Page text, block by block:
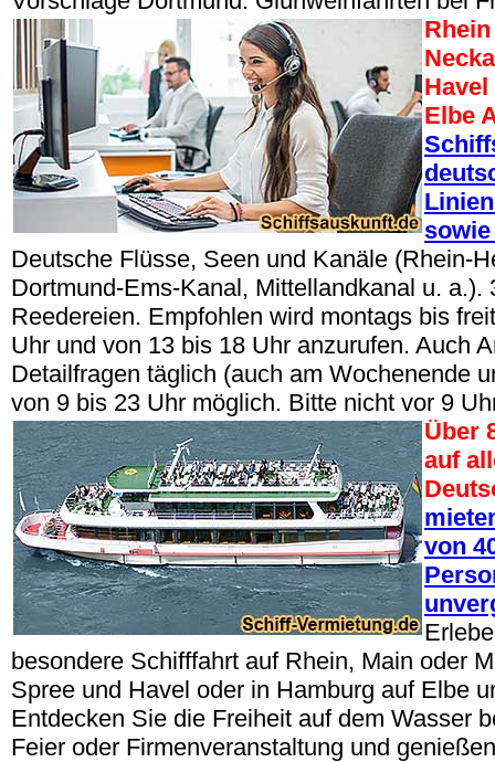
Elbe
Deutsche Flüsse, Seen und Kanäle (Rhein-
Dortmund-Ems-Kanal, Mittellandkanal u. a.).
Reedereien. Empfohlen wird montags bis
Uhr und von 13 bis 18 Uhr anzurufen. Auch
Detailfragen täglich (auch am Wochenende
von 9 bis 23 Uhr möglich. Bitte nicht vor 9
Über
auf
von
besondere Schifffahrt auf Rhein, Main oder
Spree und Havel oder in Hamburg auf Elbe
Entdecken Sie die Freiheit auf dem Wasser
Feier oder Firmenveranstaltung und